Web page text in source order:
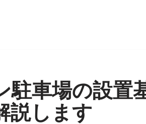
駐車場の設置
説します